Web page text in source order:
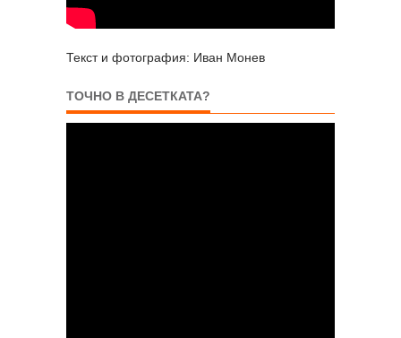
Текст и фотография: Иван Монев
ТОЧНО В ДЕСЕТКАТА?